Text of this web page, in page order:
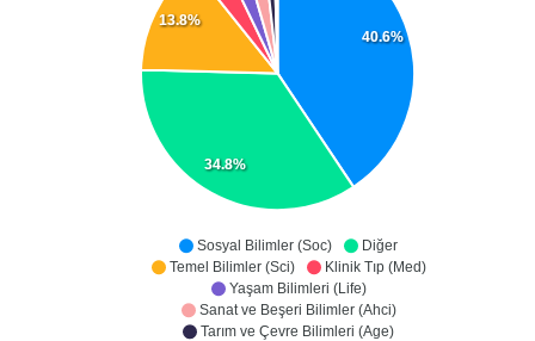
Sosyal Bilimler (Soc)
Diğer
Temel Bilimler (Sci)
Klinik Tıp (Med)
Yaşam Bilimleri (Life)
Sanat ve Beşeri Bilimler (Ahci)
Tarım ve Çevre Bilimleri (Age)
40.6%
34.8%
13.8%